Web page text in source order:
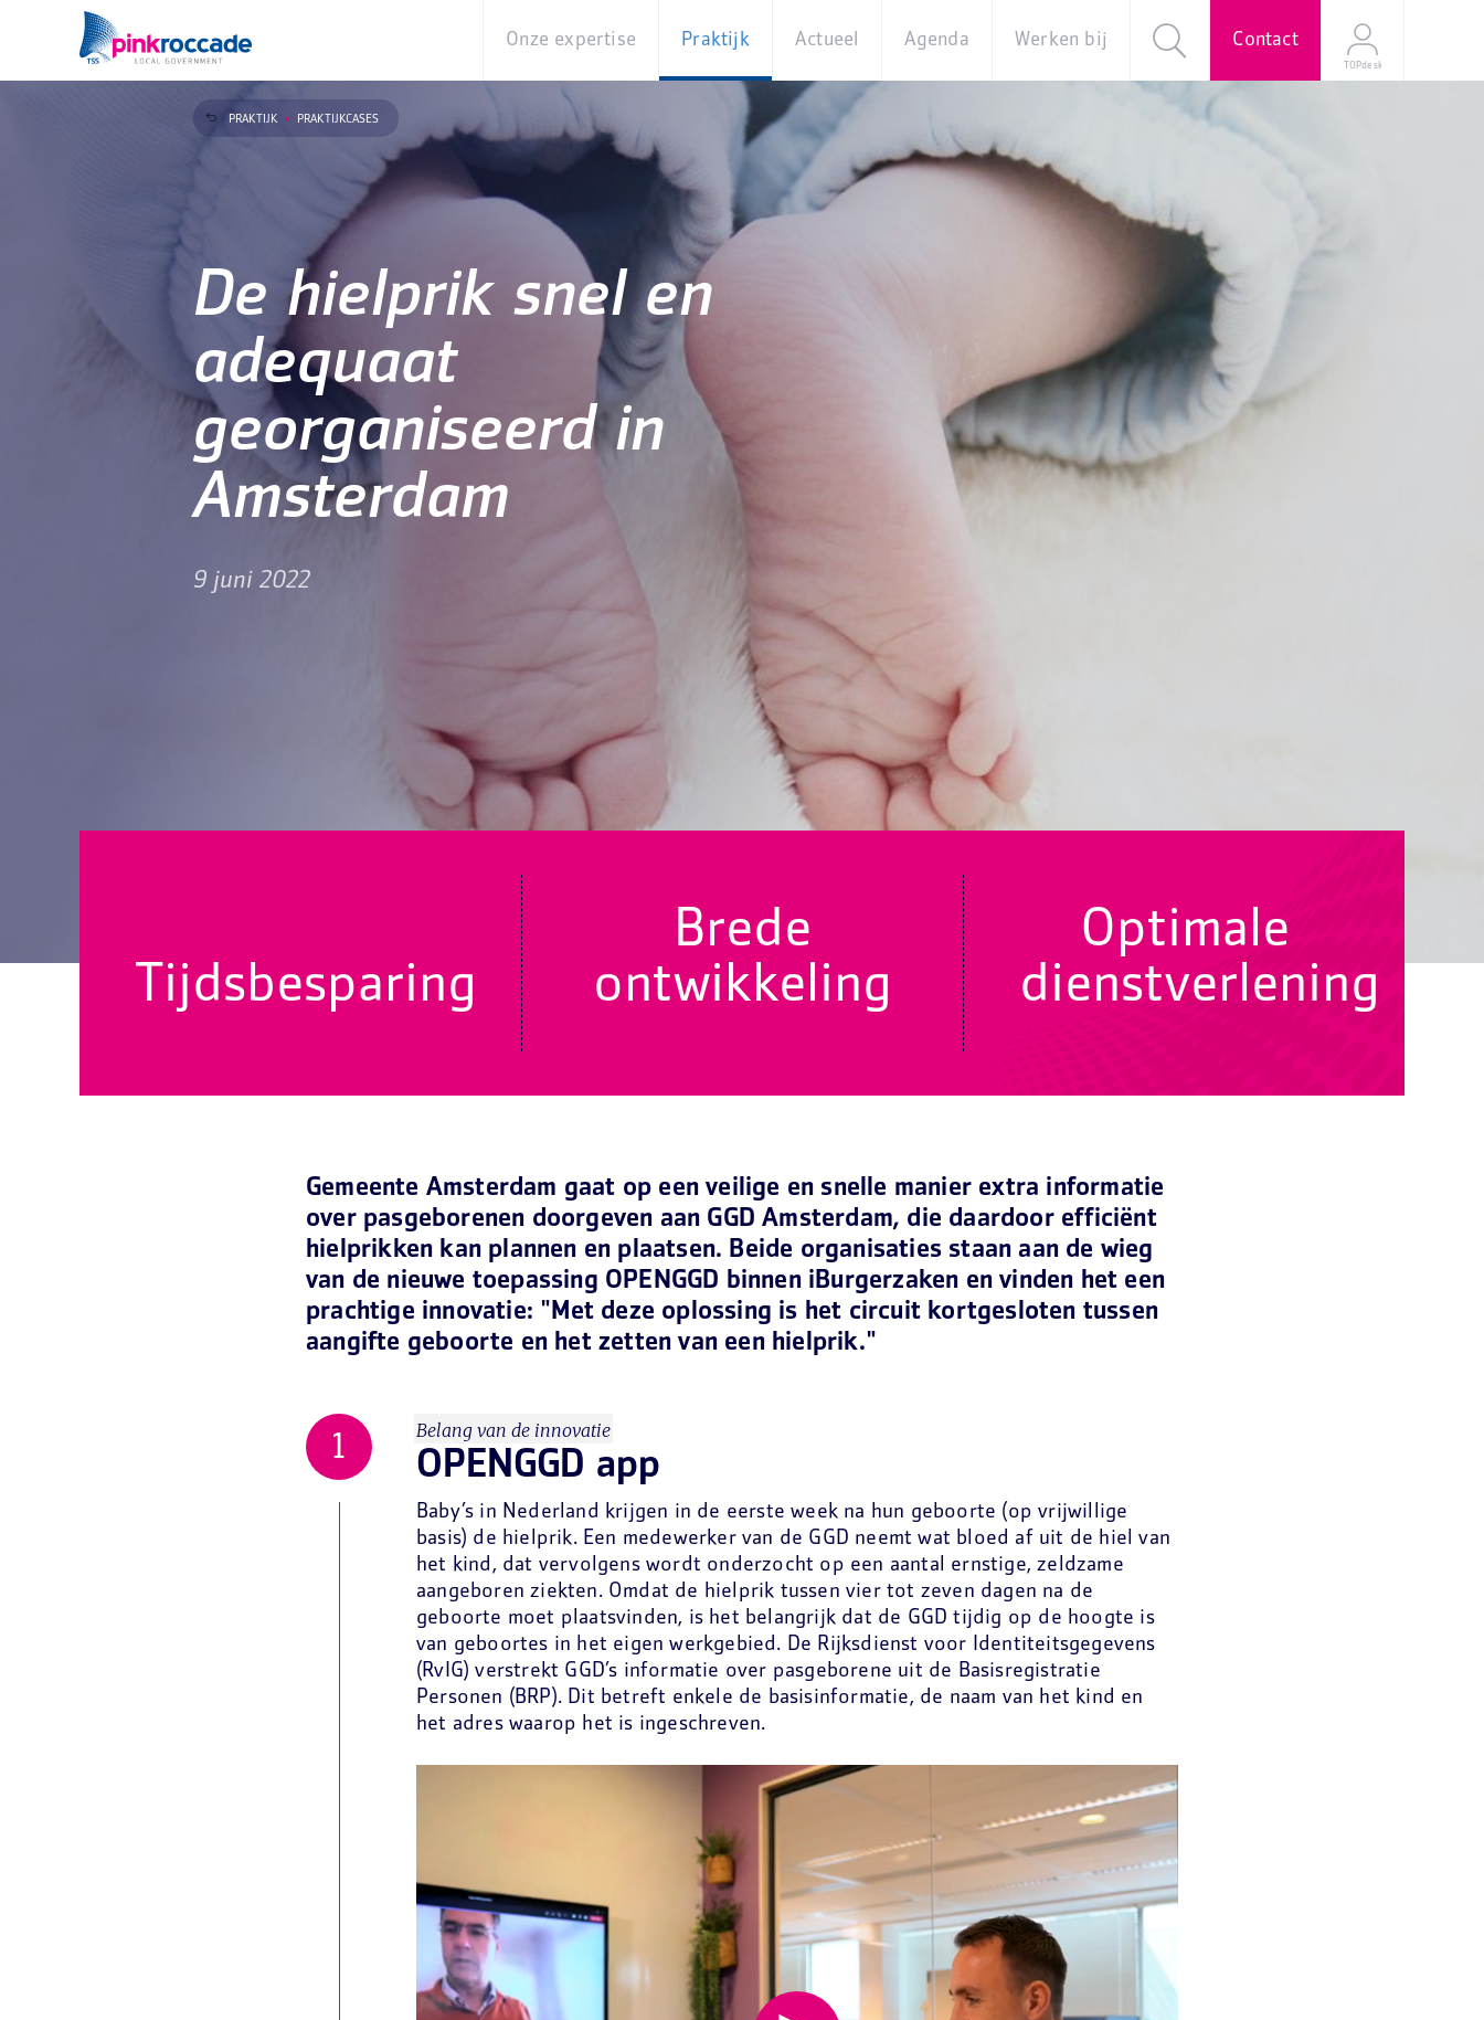
Onze expertise
Beleidsterreinen
Producten
Experts
Thema's
Praktijk
Praktijkcases
Partner van
Betekenis
Best
Practices
Actueel
Nieuws
Blogs
Agenda
Op
locatie
Werken bij
Vacatures
Onze
Programma
Stage
Mijn
sollicitatie
Contact
TOPdesk
De hielprik snel en
adequaat
georganiseerd in
Amsterdam
9 juni 2022
PRAKTIJK PRAKTIJKCASES
Tijdsbesparing
Brede
ontwikkeling
Optimale
dienstverlening
Gemeente Amsterdam gaat op een veilige en snelle manier extra informatie
over pasgeborenen doorgeven aan GGD Amsterdam, die daardoor efficiënt
hielprikken kan plannen en plaatsen. Beide organisaties staan aan de wieg
van de nieuwe toepassing OPENGGD binnen iBurgerzaken en vinden het een
prachtige innovatie: "Met deze oplossing is het circuit kortgesloten tussen
aangifte geboorte en het zetten van een hielprik."
Belang van de innovatie
OPENGGD app
Baby’s in Nederland krijgen in de eerste week na hun geboorte (op vrijwillige
basis) de hielprik. Een medewerker van de GGD neemt wat bloed af uit de hiel van
het kind, dat vervolgens wordt onderzocht op een aantal ernstige, zeldzame
aangeboren ziekten. Omdat de hielprik tussen vier tot zeven dagen na de
geboorte moet plaatsvinden, is het belangrijk dat de GGD tijdig op de hoogte is
van geboortes in het eigen werkgebied. De Rijksdienst voor Identiteitsgegevens
(RvIG) verstrekt GGD’s informatie over pasgeborene uit de Basisregistratie
Personen (BRP). Dit betreft enkele de basisinformatie, de naam van het kind en
het adres waarop het is ingeschreven.